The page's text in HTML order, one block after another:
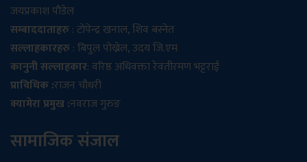
जयप्रकाश पौडेल
सम्बाददाताहरु: टोपेन्द्र खनाल, शिव बस्नेत
सल्लाहकारहरु: बिपुल पोख्रेल, उदय जि.एम
कानुनी सल्लाहकार: वरिष्ठ अधिवक्ता रेवतीरमण भट्टराई
प्राविधिक :राजन चौधरी
क्यामेरा प्रमुख :नवराज गुरुङ
सामाजिक संजाल